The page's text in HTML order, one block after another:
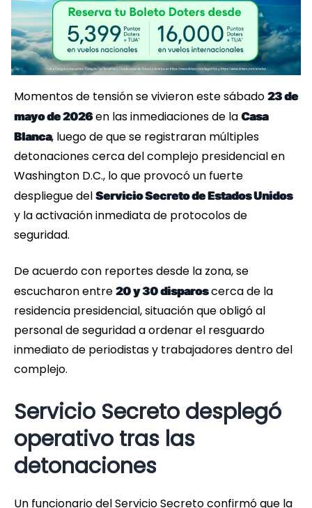
Momentos de tensión se vivieron este sábado 23 de
mayo de 2026en las inmediaciones de la Casa
Blanca, luego de que se registraran múltiples
detonaciones cerca del complejo presidencial en
Washington D.C., lo que provocó un fuerte
despliegue del Servicio Secreto de Estados Unidos
y la activación inmediata de protocolos de
seguridad.
De acuerdo con reportes desde la zona, se
escucharon entre 20 y 30 disparoscerca de la
residencia presidencial, situación que obligó al
personal de seguridad a ordenar el resguardo
inmediato de periodistas y trabajadores dentro del
complejo.
Servicio Secreto desplegó
operativo tras las
detonaciones
Un funcionario del Servicio Secreto confirmó que la